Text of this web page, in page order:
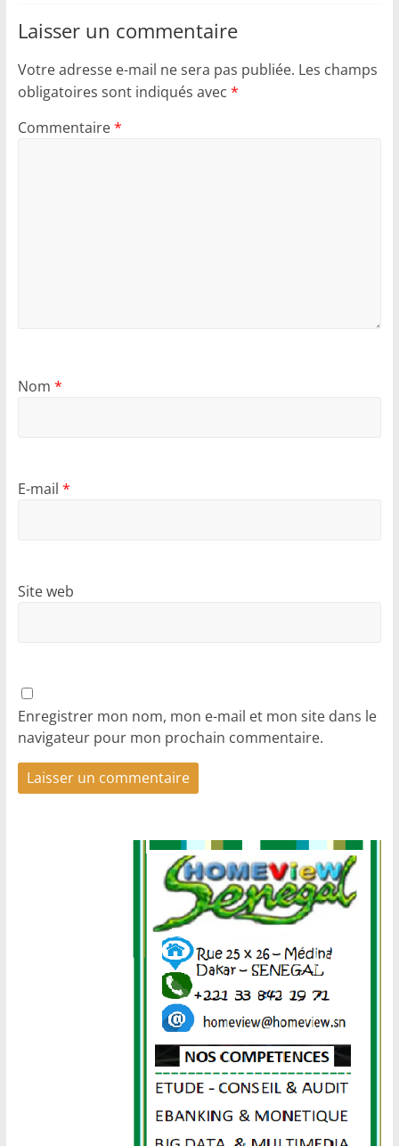
Laisser un commentaire
Votre adresse e-mail ne sera pas publiée. Les champs
obligatoires sont indiqués avec *
Commentaire*
Nom *
E-mail *
Site web
Enregistrer mon nom, mon e-mail et mon site dans le
navigateur pour mon prochain commentaire.